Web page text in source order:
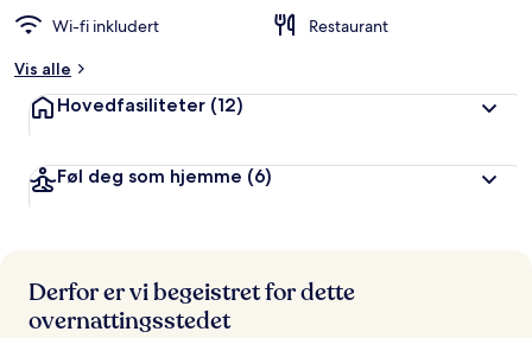
Wi-fi inkludert
Restaurant
Vis alle
Hovedfasiliteter (12)
Føl deg som hjemme (6)
Derfor er vi begeistret for dette
overnattingsstedet